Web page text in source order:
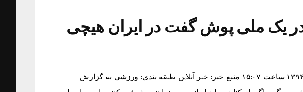
یک ملی پوش گفت در ایران هیچی
زمان دریافت خبر: شنبه ۲۹ اسفند ۱۳۹۴ ساعت ۱۵:۰۷ منبع خبر: خبر آنلاین طبقه بندی: ورزشی به گزارش